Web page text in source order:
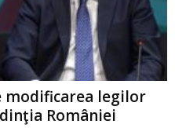
modificarea legilor
României